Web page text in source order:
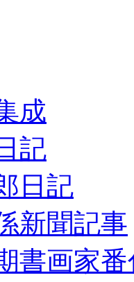
成
記
日記
新聞記事
書画家